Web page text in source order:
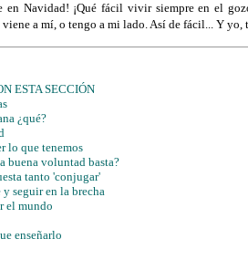
en Navidad! ¡Qué fácil vivir siempre en el
a mí, o tengo a mi lado. Así de fácil... Y yo,
ESTA SECCIÓN
¿qué?
lo que tenemos
buena voluntad basta?
tanto 'conjugar'
seguir en la brecha
el mundo
enseñarlo